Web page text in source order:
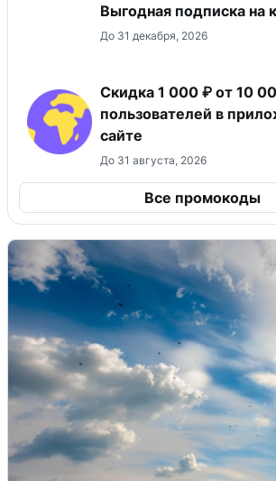
Выгодная подписка на
До 31 декабря, 2026
Скидка 1 000 ₽ от 10
пользователей в
сайте
До 31 августа, 2026
Все промокоды